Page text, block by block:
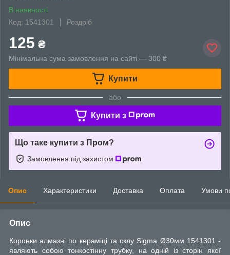
В наявності
Код: 1541301
Роздріб
125 ₴
Мінімальна сума замовлення на сайті — 300 ₴
Купити
або
Купити з
Що таке купити з Пром?
Замовлення під захистом
Опис Характеристики Доставка Оплата Умови
Опис
Коронки алмазні по кераміці та склу Sigma Ø30мм 1541301 -
являють собою тонкостінну трубку, на одній із сторін якої